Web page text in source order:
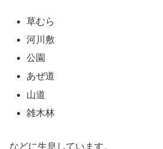
草むら
河川敷
公園
あぜ道
山道
雑木林
などに生息しています。